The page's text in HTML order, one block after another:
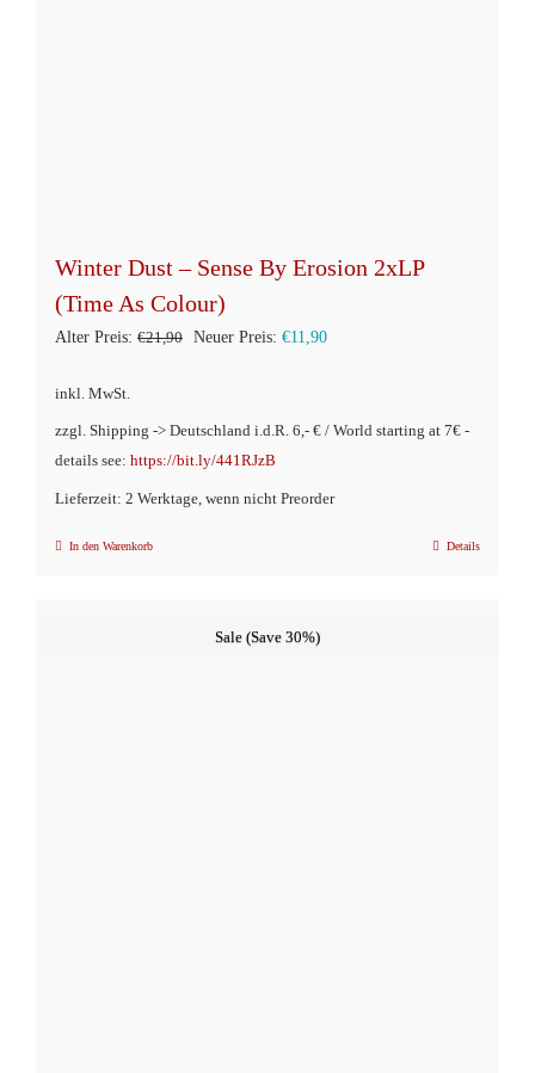
Winter Dust – Sense By Erosion 2xLP
(Time As Colour)
Alter Preis: €21,90 Ursprünglicher
€21,90
Neuer Preis: €11,90Aktueller
€11,90.
inkl. MwSt.
zzgl. Shipping -> Deutschland i.d.R. 6,- € / World starting at 7€ -
details see: https://bit.ly/441RJzB
Lieferzeit: 2 Werktage, wenn nicht Preorder
In den Warenkorb Details
Sale (Save 30%)